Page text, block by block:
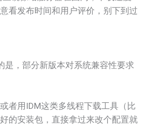
看发布时间和用户评价，别下到过
是，部分新版本对系统兼容性要求
者用IDM这类多线程下载工具（比
的安装包，直接拿过来改个配置就